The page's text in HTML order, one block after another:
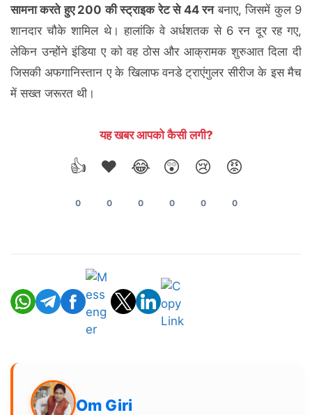
सामना करते हुए 200 की स्ट्राइक रेट से 44 रनबनाए, जिसमें कुल 9
शानदार चौके शामिल थे। हालांकि वे अर्धशतक से 6 रन दूर रह गए,
लेकिन उन्होंने इंडिया ए को वह ठोस और आक्रामक शुरुआत दिला दी
जिसकी अफगानिस्तान ए के खिलाफ वनडे ट्राएंगुलर सीरीज के इस मैच
में सख्त जरूरत थी।
यह खबर आपको कैसी लगी?
👍
0
❤️
0
😂
0
😲
0
😢
0
😡
0
Om Giri